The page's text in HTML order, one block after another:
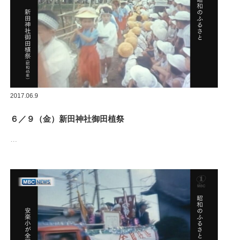
2017.06.9
６／９（金）新田神社御田植祭